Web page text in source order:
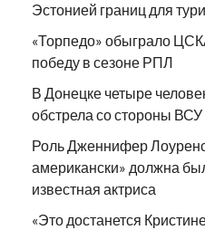
Эстонией границ для
«Торпедо» обыграло
победу в сезоне РПЛ
В Донецке четыре
обстрела со стороны ВСУ
Роль Дженнифер
американски» должна
известная актриса
«Это достанется